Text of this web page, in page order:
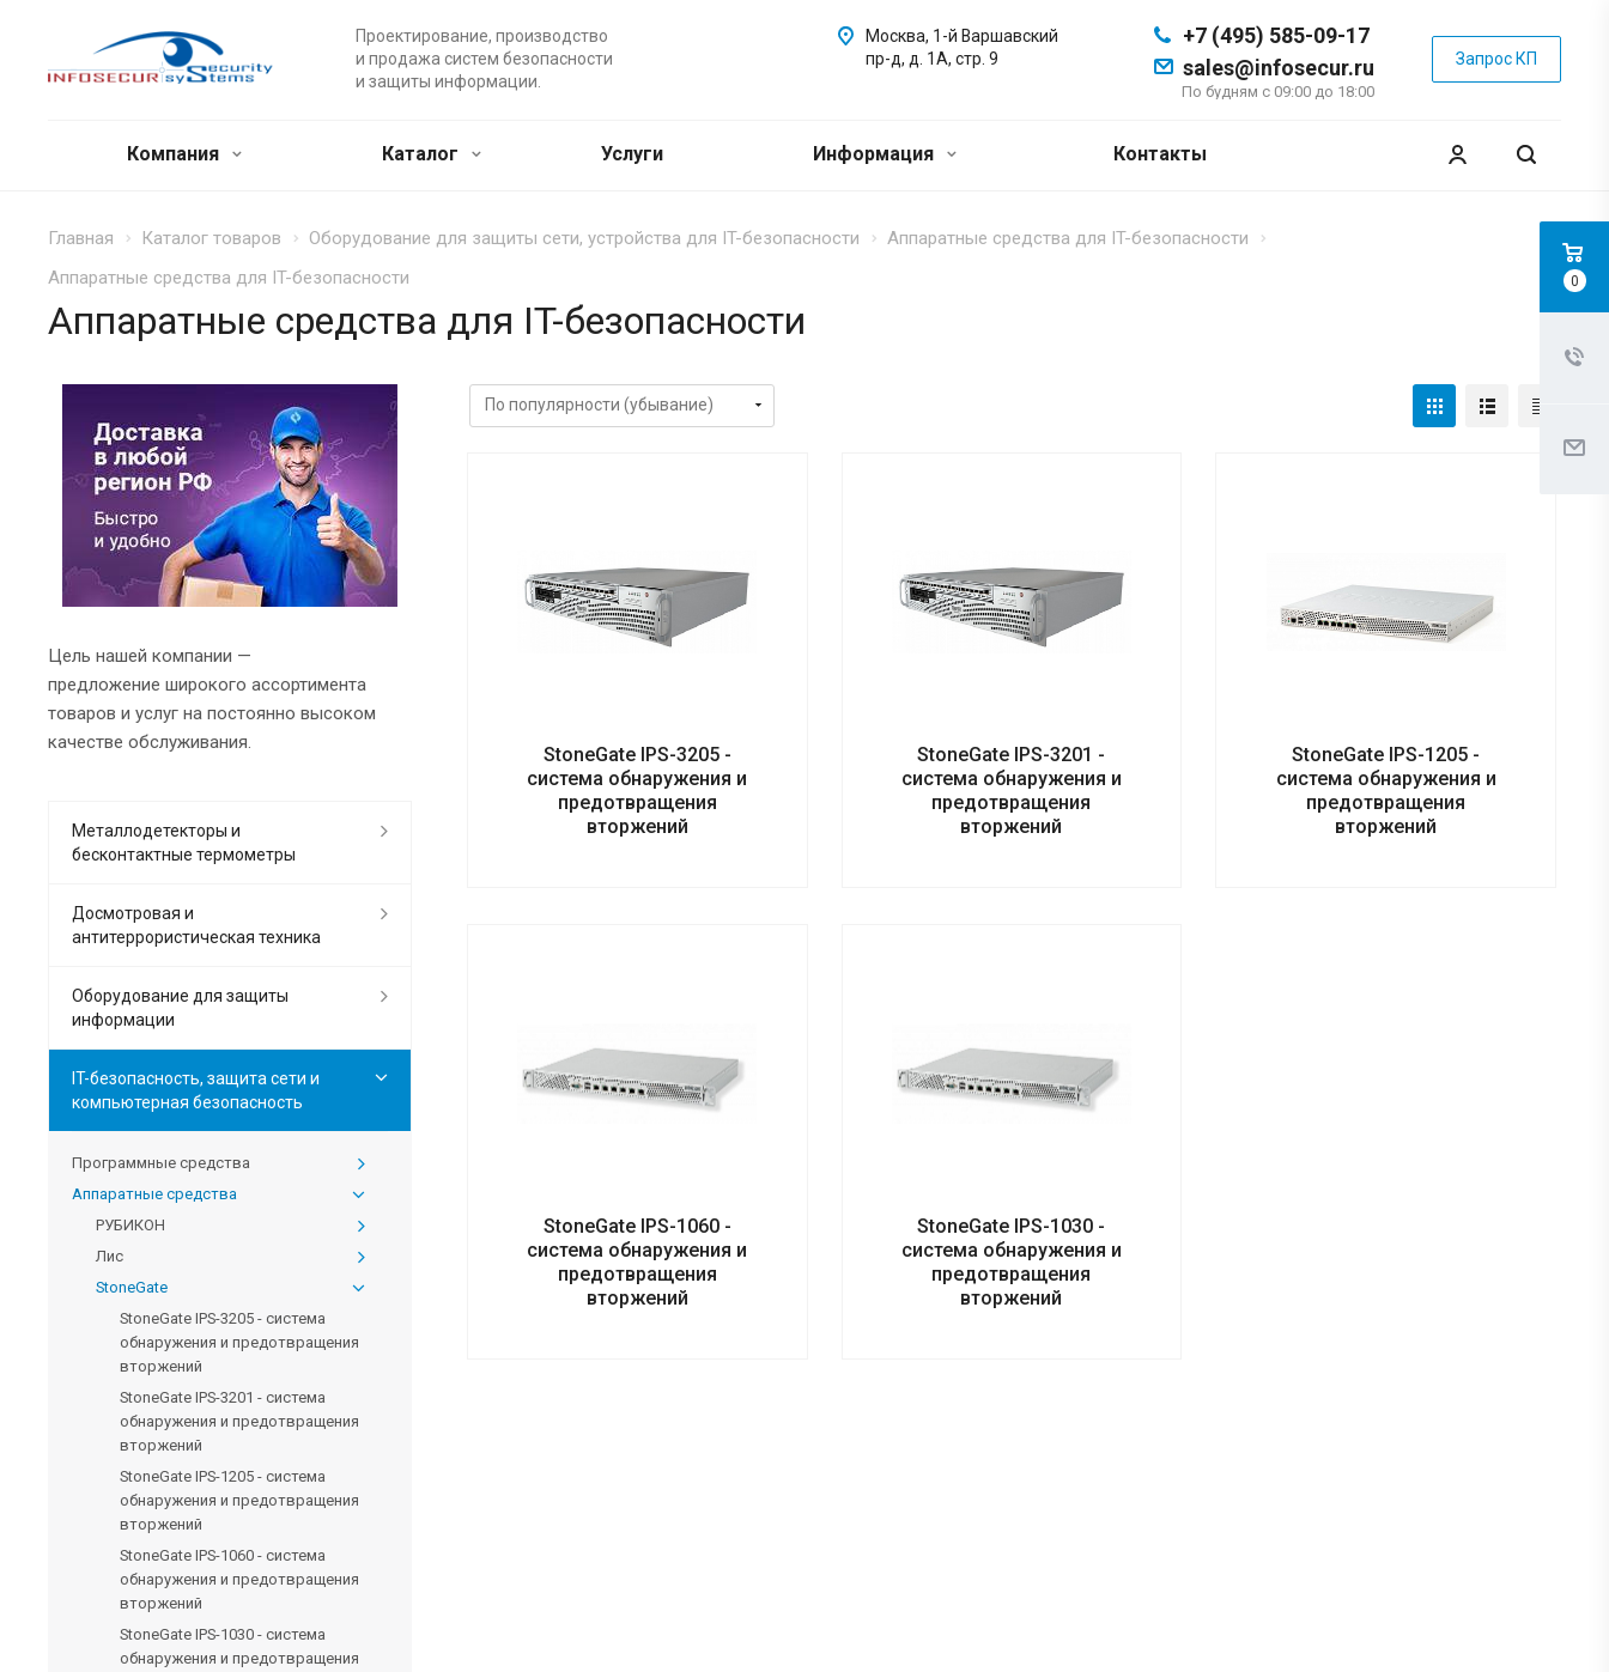
Проектирование, производство
и продажа систем безопасности
и защиты информации.
+7 (495) 585-09-17
sales@infosecur.ru
По будням с 09:00 до 18:00
Запрос КП
Москва, 1-й Варшавский
пр-д, д. 1А, стр. 9
Компания Каталог Услуги Информация Контакты
Главная Каталог товаров Оборудование для защиты сети, устройства для IT-безопасности
Аппаратные средства для IT-безопасности
Аппаратные средства для IT-безопасности
Аппаратные средства для IT-безопасности
StoneGate IPS-3205 -
система обнаружения и
предотвращения
вторжений
StoneGate IPS-3201 -
система обнаружения и
предотвращения
вторжений
StoneGate IPS-1205 -
система обнаружения и
предотвращения
вторжений
StoneGate IPS-1060 -
система обнаружения и
предотвращения
вторжений
StoneGate IPS-1030 -
система обнаружения и
предотвращения
вторжений
Цель нашей компании —
предложение широкого ассортимента
товаров и услуг на постоянно высоком
качестве обслуживания.
Металлодетекторы и
бесконтактные термометры
Досмотровая и
антитеррористическая техника
Оборудование для защиты
информации
IT-безопасность, защита сети и
компьютерная безопасность
Программные средства
Аппаратные средства
РУБИКОН
Лис
StoneGate
StoneGate IPS-3205 - система
обнаружения и предотвращения
вторжений
StoneGate IPS-3201 - система
обнаружения и предотвращения
вторжений
StoneGate IPS-1205 - система
обнаружения и предотвращения
вторжений
StoneGate IPS-1060 - система
обнаружения и предотвращения
вторжений
StoneGate IPS-1030 - система
обнаружения и предотвращения
0